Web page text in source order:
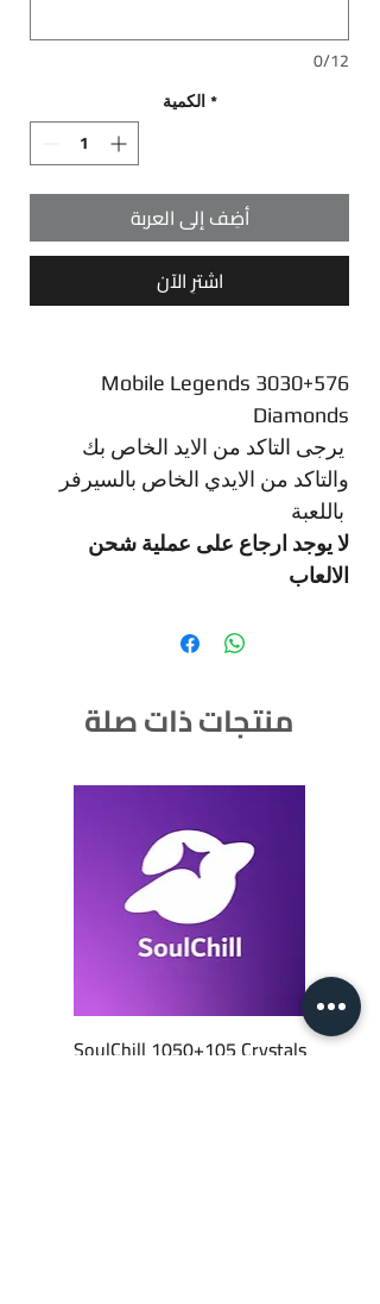
0/12
الكمية *
أضِف إلى العربة
اشترِ الآن
Mobile Legends 3030+576
Diamonds
والتاكد من الايدي الخاص بالسيرفر
لا يوجد ارجاع على عملية شحن
الالعاب
منتجات ذات صلة
SoulChill 1050+105 Crystals